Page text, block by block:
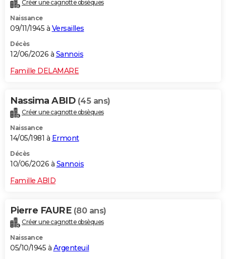
Créer une cagnotte obsèques
Naissance
09/11/1945 à Versailles
Décès
12/06/2026 à Sannois
Famille DELAMARE
Nassima ABID (45 ans)
Créer une cagnotte obsèques
Naissance
14/05/1981 à Ermont
Décès
10/06/2026 à Sannois
Famille ABID
Pierre FAURE (80 ans)
Créer une cagnotte obsèques
Naissance
05/10/1945 à Argenteuil